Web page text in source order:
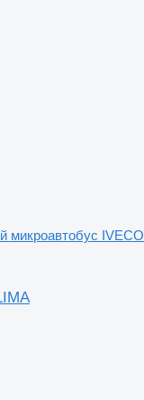
микроавтобус IVECO